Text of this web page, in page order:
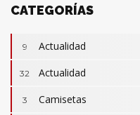
CATEGORÍAS
9 Actualidad
32 Actualidad
3 Camisetas